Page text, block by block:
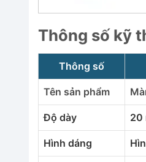
Thông số kỹ
Thông số
Tên sản phẩm
Độ dày 20
Hình dáng